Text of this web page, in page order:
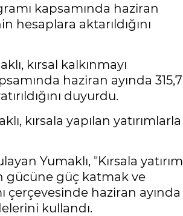
kapsamında haziran
hesaplara aktarıldığını
kırsal kalkınmayı
haziran ayında 315,7
duyurdu.
kırsala yapılan yatırımlarla
Yumaklı, "Kırsala yatırım
gücüne güç katmak ve
çerçevesinde haziran ayında
kullandı.